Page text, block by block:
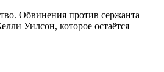
Обвинения против сержанта
Уилсон, которое остаётся